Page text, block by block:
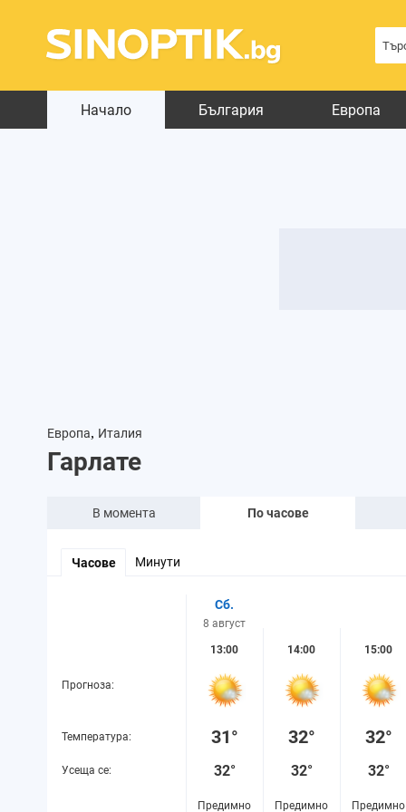
Начало България Европа
Европа, Италия
Гарлате
В момента По часове
Часове Минути
Прогноза:
Температура:
Усеща се:
Сб.
8 август
13:00
31°
32°
Предимно
14:00
32°
32°
Предимно
15:00
32°
32°
Предимно